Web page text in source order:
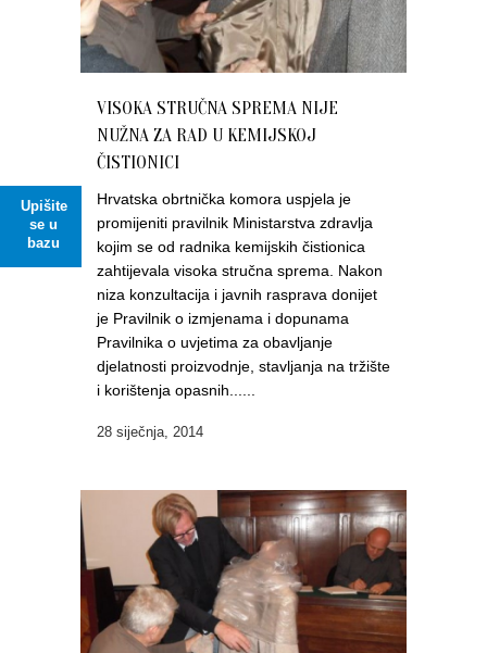
Upišite
se u
bazu
VISOKA STRUČNA SPREMA NIJE
NUŽNA ZA RAD U KEMIJSKOJ
ČISTIONICI
Hrvatska obrtnička komora uspjela je
promijeniti pravilnik Ministarstva zdravlja
kojim se od radnika kemijskih čistionica
zahtijevala visoka stručna sprema. Nakon
niza konzultacija i javnih rasprava donijet
je Pravilnik o izmjenama i dopunama
Pravilnika o uvjetima za obavljanje
djelatnosti proizvodnje, stavljanja na tržište
i korištenja opasnih......
28 siječnja, 2014